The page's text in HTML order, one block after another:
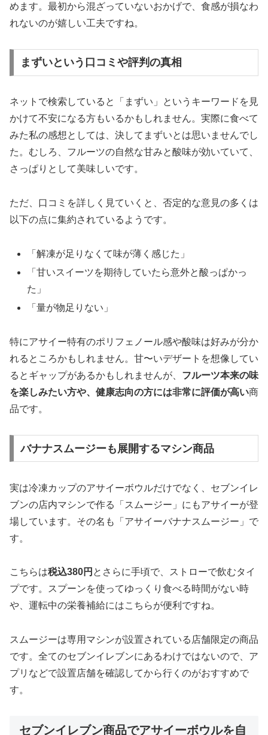
めます。最初から混ざっていないおかげで、食感が損なわ
れないのが嬉しい工夫ですね。
まずいという口コミや評判の真相
ネットで検索していると「まずい」というキーワードを見
かけて不安になる方もいるかもしれません。実際に食べて
みた私の感想としては、決してまずいとは思いませんでし
た。むしろ、フルーツの自然な甘みと酸味が効いていて、
さっぱりとして美味しいです。
ただ、口コミを詳しく見ていくと、否定的な意見の多くは
以下の点に集約されているようです。
「解凍が足りなくて味が薄く感じた」
「甘いスイーツを期待していたら意外と酸っぱかっ
た」
「量が物足りない」
特にアサイー特有のポリフェノール感や酸味は好みが分か
れるところかもしれません。甘〜いデザートを想像してい
るとギャップがあるかもしれませんが、 フルーツ本来の味
を楽しみたい方や、健康志向の方には非常に評価が高い商
品です。
バナナスムージーも展開するマシン商品
実は冷凍カップのアサイーボウルだけでなく、セブンイレ
ブンの店内マシンで作る「スムージー」にもアサイーが登
場しています。その名も「アサイーバナナスムージー」で
す。
こちらは税込380円 とさらに手頃で、ストローで飲むタイ
プです。スプーンを使ってゆっくり食べる時間がない時
や、運転中の栄養補給にはこちらが便利ですね。
スムージーは専用マシンが設置されている店舗限定の商品
です。全てのセブンイレブンにあるわけではないので、ア
プリなどで設置店舗を確認してから行くのがおすすめで
す。
セブンイレブン商品でアサイーボウルを自